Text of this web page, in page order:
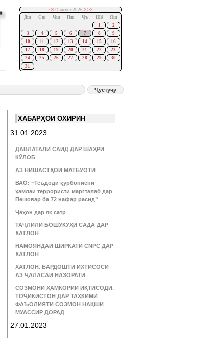
<< <август 2026 > >>
Дш
Сш Чш Пш Ҷъ Шб
Яш
1
2
3
4 5 6 7 8
9
10
11 12 13 14 15
16
17
18 19 20 21 22
23
24
25 26 27 28 29
30
31
ХАБАРҲОИ ОХИРИН
31.01.2023
ДАВЛАТАЛӢ САИД ДАР ШАҲРИ
КӮЛОБ
АЗ НИШАСТҲОИ МАТБУОТӢ
ВАО: “Теъдоди қурбониёни
ҳамлаи террористи маргталаб дар
Пешовар ба 72 нафар расид”
Ҷаҳон дар як сатр
ТАҶЛИЛИ БОШУКӮҲИ САДА ДАР
ХАТЛОН
НАМОЯНДАИ ШИРКАТИ CNPC ДАР
ХАТЛОН
ХАТЛОН. БАРДОШТИ ИХТИСОСӢ
АЗ ҶАЛАСАИ НАЗОРАТӢ
СОЗМОНИ ҲАМКОРИИ ИҚТИСОДӢ.
ТОҶИКИСТОН ДАР ТАҲКИМИ
ФАЪОЛИЯТИ СОЗМОН НАҚШИ
МУАССИР ДОРАД
27.01.2023